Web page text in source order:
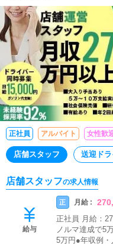
正社員 アルバイト 女性歓
店舗スタッフ 送迎ド
店舗スタッフの求人情報
給与
正 月給 :
正社員 月給：
ノルマ達成で5
5万円●年収例